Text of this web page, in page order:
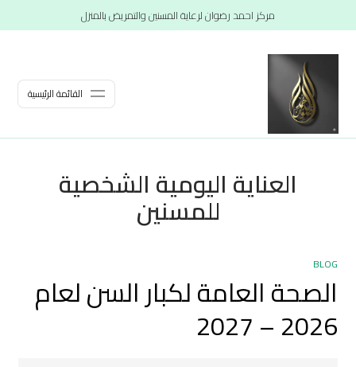
مركز احمد رضوان لرعاية المسنين والتمريض بالمنزل
القائمة الرئيسية
العناية اليومية الشخصية
للمسنين
BLOG
الصحة العامة لكبار السن لعام
2026 – 2027